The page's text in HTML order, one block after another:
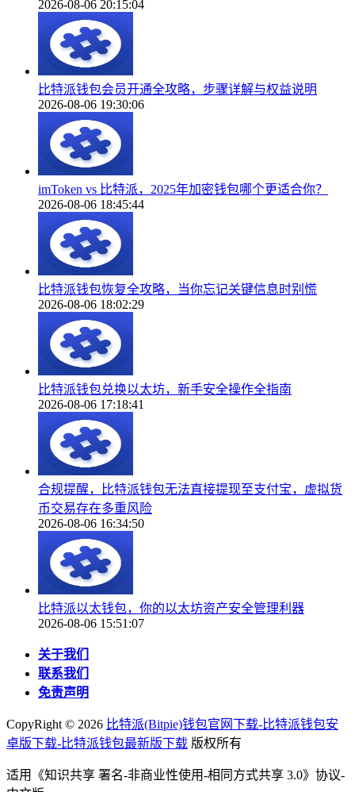
2026-08-06 20:15:04
比特派钱包会员开通全攻略，步骤详解与权益说明
2026-08-06 19:30:06
imToken vs 比特派，2025年加密钱包哪个更适合你？
2026-08-06 18:45:44
比特派钱包恢复全攻略，当你忘记关键信息时别慌
2026-08-06 18:02:29
比特派钱包兑换以太坊，新手安全操作全指南
2026-08-06 17:18:41
合规提醒，比特派钱包无法直接提现至支付宝，虚拟货
币交易存在多重风险
2026-08-06 16:34:50
比特派以太钱包，你的以太坊资产安全管理利器
2026-08-06 15:51:07
关于我们
联系我们
免责声明
CopyRight © 2026 比特派(Bitpie)钱包官网下载-比特派钱包安
卓版下载-比特派钱包最新版下载 版权所有
适用《知识共享 署名-非商业性使用-相同方式共享 3.0》协议-